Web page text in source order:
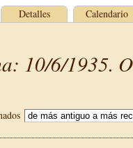
Detalles Calendario
10/6/1935.